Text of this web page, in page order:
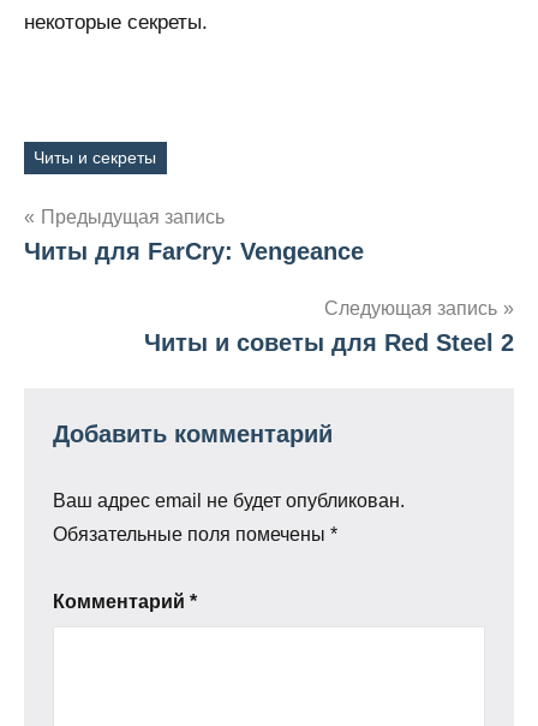
некоторые секреты.
Метки
Читы и секреты
Навигация
по
Предыдущая запись
Читы для FarCry: Vengeance
Следующая запись
Читы и советы для Red Steel 2
Добавить комментарий
Ваш адрес email не будет опубликован.
Обязательные поля помечены *
Комментарий *